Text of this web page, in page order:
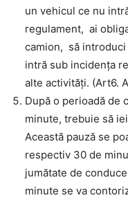
un vehicul ce nu
regulament, ai
camion, să
intră sub incidența
alte activități. (Art6.
După o perioadă de
minute, trebuie să
Această pauză se
respectiv 30 de
jumătate de
minute se va